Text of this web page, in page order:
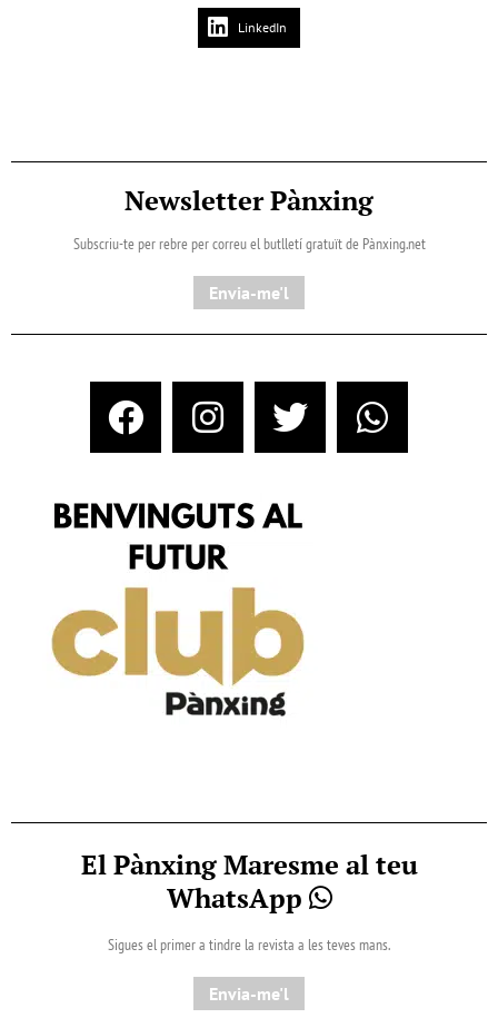
LinkedIn
Newsletter Pànxing
Subscriu-te per rebre per correu el butlletí gratuït de Pànxing.net​
Envia-me'l
El Pànxing Maresme al teu
WhatsApp
Sigues el primer a tindre la revista a les teves mans.
Envia-me'l